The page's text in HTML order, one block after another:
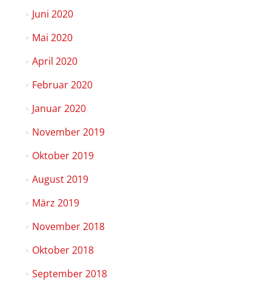
Juni 2020
Mai 2020
April 2020
Februar 2020
Januar 2020
November 2019
Oktober 2019
August 2019
März 2019
November 2018
Oktober 2018
September 2018